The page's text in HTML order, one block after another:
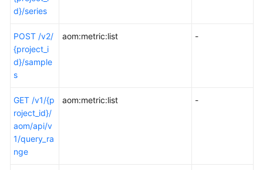
d}/series
POST /v2/
{project_i
d}/sample
s
aom:metric:list -
GET /v1/{p
roject_id}/
aom/api/v
1/query_ra
nge
aom:metric:list -